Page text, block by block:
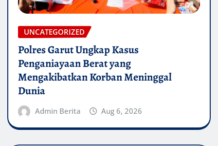
UNCATEGORIZED
Polres Garut Ungkap Kasus
Penganiayaan Berat yang
Mengakibatkan Korban Meninggal
Dunia
Admin Berita Aug 6, 2026